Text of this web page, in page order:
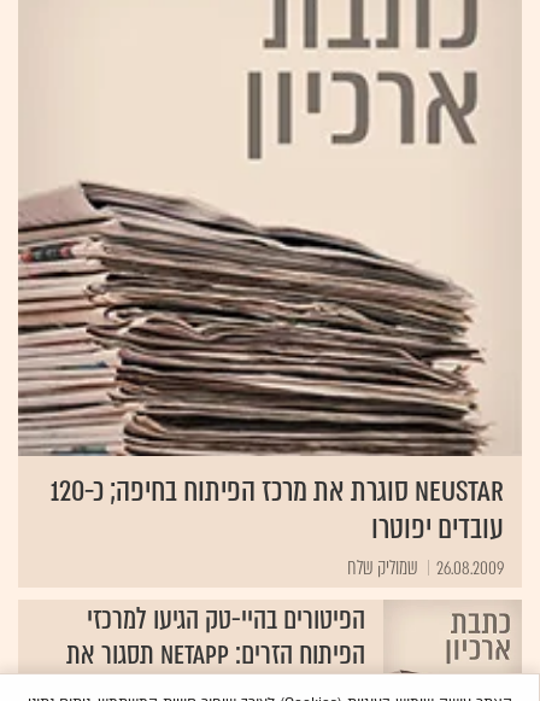
NeuStar סוגרת את מרכז הפיתוח בחיפה; כ-120
עובדים יפוטרו
26.08.2009 שמוליק שלח
הפיטורים בהיי-טק הגיעו למרכזי
הפיתוח הזרים: NetApp תסגור את
מרכז הפיתוח בישראל